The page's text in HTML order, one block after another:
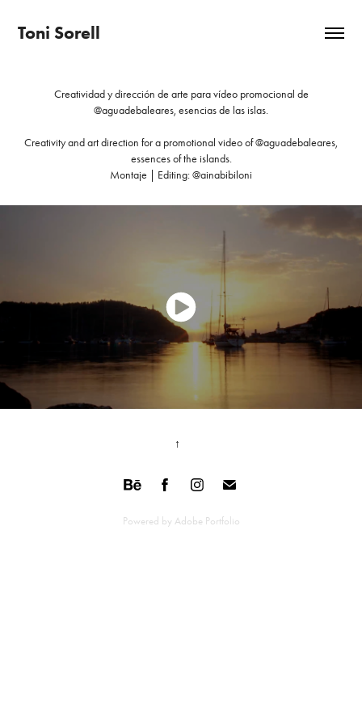
Toni Sorell
Creatividad y dirección de arte para vídeo promocional de
@aguadebaleares, esencias de las islas.
Creativity and art direction for a promotional video of @aguadebaleares,
essences of the islands.
Montaje | Editing: @ainabibiloni
↑
Powered by Adobe Portfolio